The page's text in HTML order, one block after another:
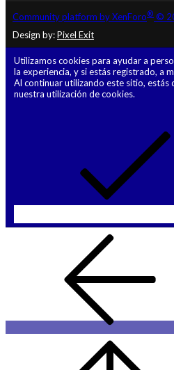
Community platform by XenForo® ©
Design by:Pixel Exit
Utilizamos cookies para ayudar a
la experiencia, y si estás registrado, a
Al continuar utilizando este sitio, estás
nuestra utilización de cookies.